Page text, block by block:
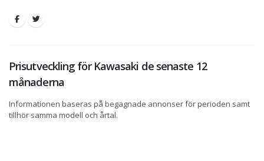
Prisutveckling för Kawasaki de senaste 12
månaderna
Informationen baseras på begagnade annonser för perioden samt
tillhör samma modell och årtal.